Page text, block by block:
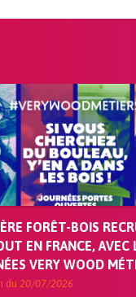
FORÊT-BOIS
EN FRANCE, AVEC
VERY WOOD
du 20/07/2026